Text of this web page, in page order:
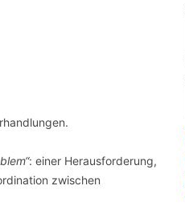
: einer Herausforderung,
zwischen